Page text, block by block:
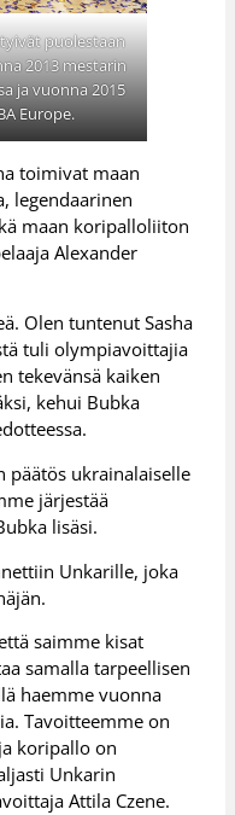
puolestaan
2013 mestarin
ja vuonna 2015
Europe.
toimivat maan
legendaarinen
maan koripalloliiton
Alexander
Olen tuntenut Sasha
tuli olympiavoittajia
tekevänsä kaiken
kehui Bubka
päätös ukrainalaiselle
järjestää
lisäsi.
Unkarille, joka
saimme kisat
samalla tarpeellisen
haemme vuonna
Tavoitteemme on
koripallo on
Unkarin
Attila Czene.